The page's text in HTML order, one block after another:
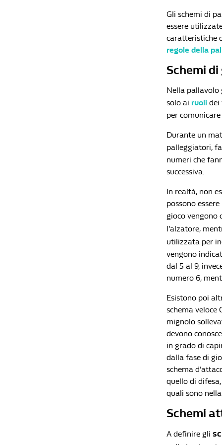
Gli schemi di
essere
caratteristiche
regole della
Schemi
Nella pallavolo
solo ai ruoli dei
per
Durante un
palleggiatori,
numeri che
successiva.
In realtà, non
possono
gioco vengono
l’alzatore,
utilizzata per
vengono
dal 5 al 9,
numero 6,
Esistono poi
schema veloce
mignolo
devono
in grado di
dalla fase di
schema
quello di
quali sono
Schemi
A definire gli